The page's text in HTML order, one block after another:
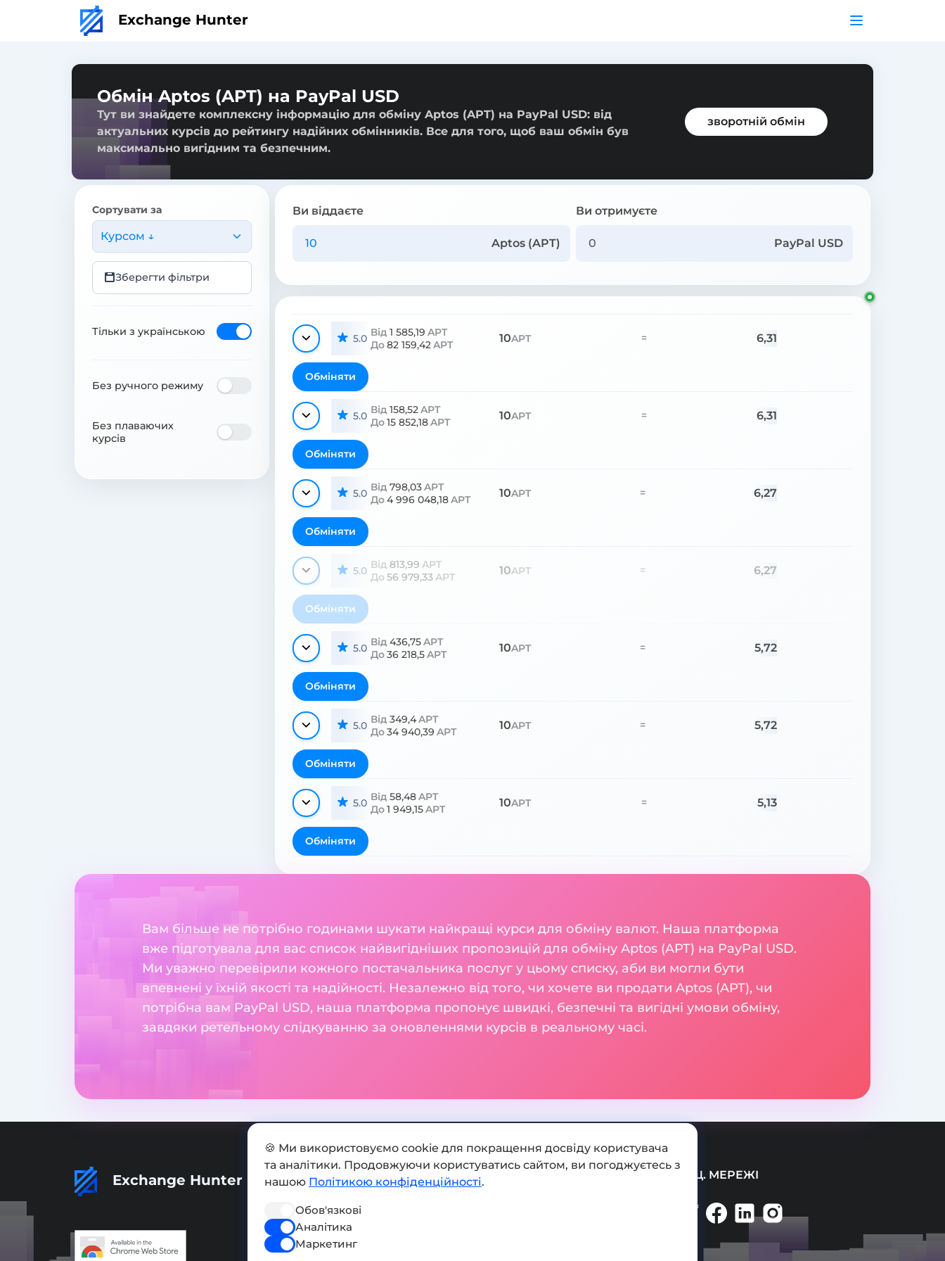
Exchange Hunter
Обмін Aptos (APT) на PayPal USD
Тут ви знайдете комплексну інформацію для обміну Aptos (APT) на PayPal USD: від
актуальних курсів до рейтингу надійних обмінників. Все для того, щоб ваш обмін був
максимально вигідним та безпечним.
зворотній обмін
Сортувати за
Курсом ↓
Зберегти фільтри
Тільки з українською
Без ручного режиму
Без плаваючих
курсів
Ви віддаєте
Aptos (APT)
Ви отримуєте
PayPal USD
5.0 Від 1 585,19 APT
До82 159,42APT 10APT = 6,31
Обміняти
5.0 Від 158,52APT
До15 852,18APT 10APT = 6,31
Обміняти
5.0 Від 798,03APT
До4 996 048,18APT 10APT = 6,27
Обміняти
5.0 Від 813,99 APT
До 56 979,33APT 10APT = 6,27
Обміняти
5.0 Від 436,75APT
До36 218,5APT 10APT = 5,72
Обміняти
5.0 Від 349,4APT
До34 940,39 APT 10APT = 5,72
Обміняти
5.0 Від 58,48APT
До1 949,15APT 10APT = 5,13
Обміняти
Вам більше не потрібно годинами шукати найкращі курси для обміну валют. Наша платформа
вже підготувала для вас список найвигідніших пропозицій для обміну Aptos (APT) на PayPal USD.
Ми уважно перевірили кожного постачальника послуг у цьому списку, аби ви могли бути
впевнені у їхній якості та надійності. Незалежно від того, чи хочете ви продати Aptos (APT), чи
потрібна вам PayPal USD, наша платформа пропонує швидкі, безпечні та вигідні умови обміну,
завдяки ретельному слідкуванню за оновленнями курсів в реальному часі.
Exchange Hunter Додати обмінник СОЦ. МЕРЕЖІ
🍪 Ми використовуємо cookie для покращення досвіду користувача
та аналітики. Продовжуючи користуватись сайтом, ви погоджуєтесь з
нашою Політикою конфіденційності.
Обов'язкові
Аналітика
Маркетинг